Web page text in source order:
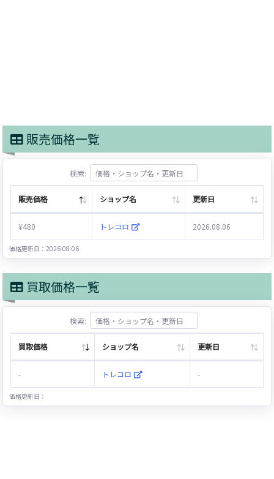
販売価格一覧
検索:
販売価格 ショップ名 更新日
¥480 トレコロ 2026.08.06
価格更新日：2026-08-06
買取価格一覧
検索:
買取価格 ショップ名 更新日
- トレコロ -
価格更新日：